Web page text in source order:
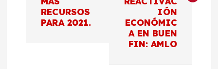
RECURSOS
PARA 2021.
IÓN
ECONÓMIC
A EN BUEN
FIN: AMLO